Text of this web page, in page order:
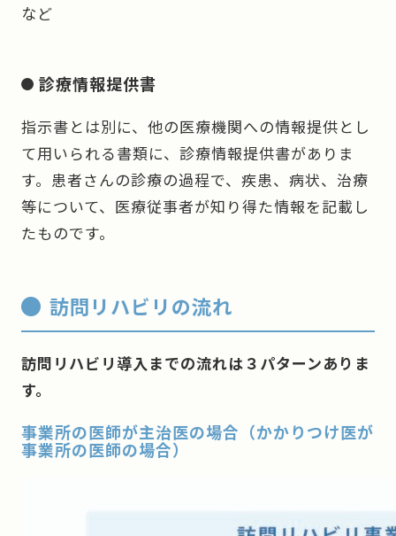
など
診療情報提供書
指示書とは別に、他の医療機関への情報提供とし
て用いられる書類に、診療情報提供書がありま
す。患者さんの診療の過程で、疾患、病状、治療
等について、医療従事者が知り得た情報を記載し
たものです。
訪問リハビリの流れ
訪問リハビリ導入までの流れは３パターンありま
す。
事業所の医師が主治医の場合（かかりつけ医が
事業所の医師の場合）